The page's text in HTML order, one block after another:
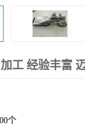
工 经验丰富
个